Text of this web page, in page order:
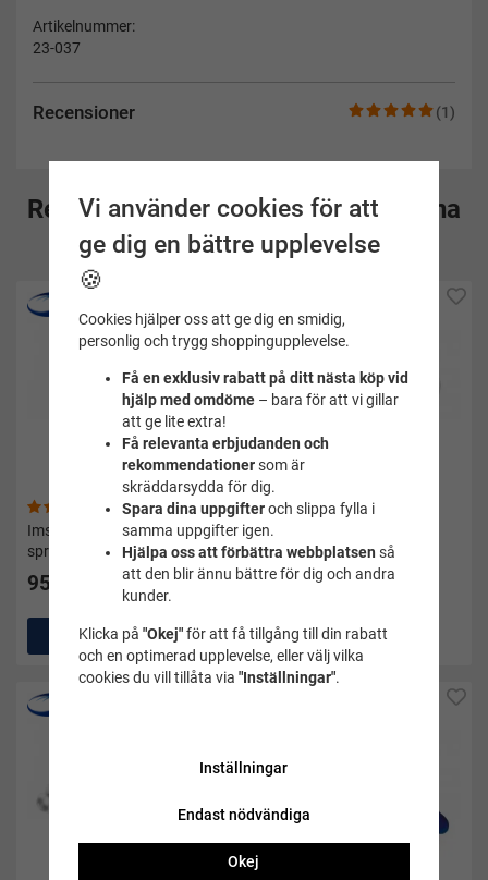
Recensioner (1)
Artikelnummer:
23-037
Rekommenderade tillbehör till denna
produkt
(105)
Imskyddsmedel/antifog
spray - Soak
95 kr
Köp
(31)
Näsklämma - Soak
49 kr
Köp
Vi använder cookies för att
ge dig en bättre upplevelse
🍪
Cookies hjälper oss att ge dig en smidig,
personlig och trygg shoppingupplevelse.
Få en exklusiv rabatt på ditt nästa köp vid
hjälp med omdöme– bara för att vi gillar
att ge lite extra!
Få relevanta erbjudanden och
rekommendationersom är
skräddarsydda för dig.
Spara dina uppgifteroch slippa fylla i
samma uppgifter igen.
Hjälpa oss att förbättra webbplatsen så
att den blir ännu bättre för dig och andra
kunder.
Klicka på "Okej"för att få tillgång till din rabatt
och en optimerad upplevelse, eller välj vilka
cookies du vill tillåta via "Inställningar".
Inställningar
Endast nödvändiga
Okej